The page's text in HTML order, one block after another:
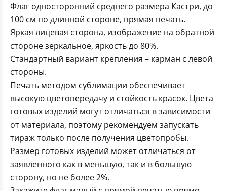
Флаг односторонний среднего размера Кастри, до
100 см по длинной стороне, прямая печать.
Яркая лицевая сторона, изображение на обратной
стороне зеркальное, яркость до 80%.
Стандартный вариант крепления – карман с левой
стороны.
Печать методом сублимации обеспечивает
высокую цветопередачу и стойкость красок. Цвета
готовых изделий могут отличаться в зависимости
от материала, поэтому рекомендуем запускать
тираж только после получения цветопробы.
Размер готовых изделий может отличаться от
заявленного как в меньшую, так и в большую
сторону, но не более 2%.